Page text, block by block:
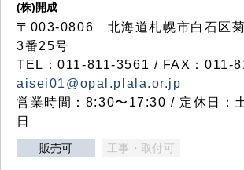
(株)開成
〒003-0806 北海道札幌市白石区菊
3番25号
TEL：011-811-3561 / FAX：011-
aisei01@opal.plala.or.jp
営業時間：8:30〜17:30 / 定休日：
日
販売可 工事・取付可